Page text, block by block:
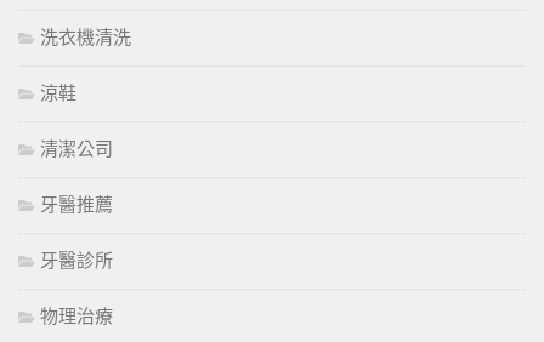
洗衣機清洗
涼鞋
清潔公司
牙醫推薦
牙醫診所
物理治療